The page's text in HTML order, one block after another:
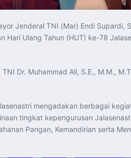
Jenderal TNI (Mar) Endi Supardi,
Ulang Tahun (HUT) ke-78
Dr. Muhammad Ali, S.E., M.M.,
mengadakan berbagai
tingkat kepengurusan
Pangan, Kemandirian serta